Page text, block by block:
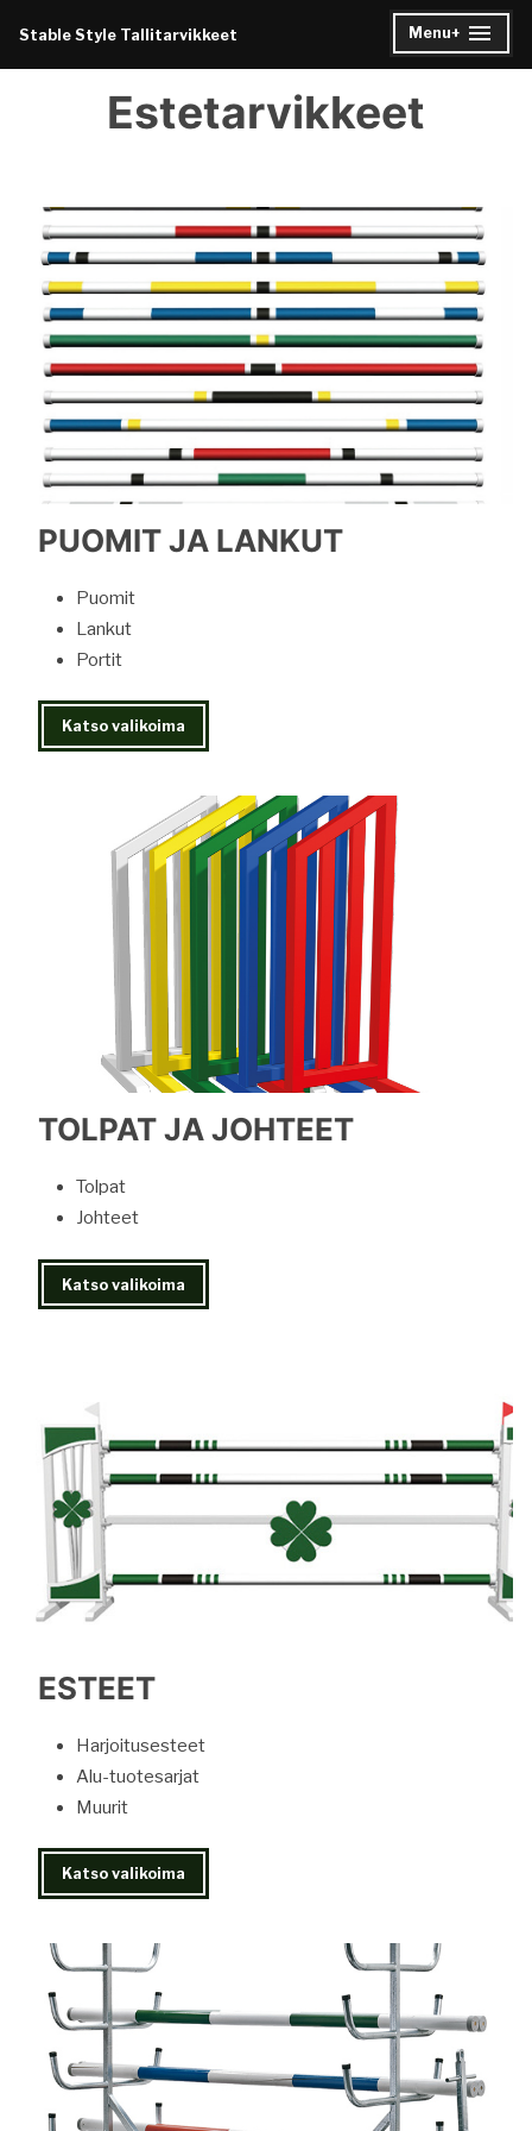
content
Stable Style Tallitarvikkeet Menu+
expanded
collapsed
Estetarvikkeet
PUOMIT JA LANKUT
Puomit
Lankut
Portit
Katso valikoima
TOLPAT JA JOHTEET
Tolpat
Johteet
Katso valikoima
ESTEET
Harjoitusesteet
Alu-tuotesarjat
Muurit
Katso valikoima